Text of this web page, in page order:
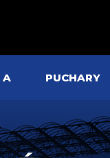
A PUCHARY